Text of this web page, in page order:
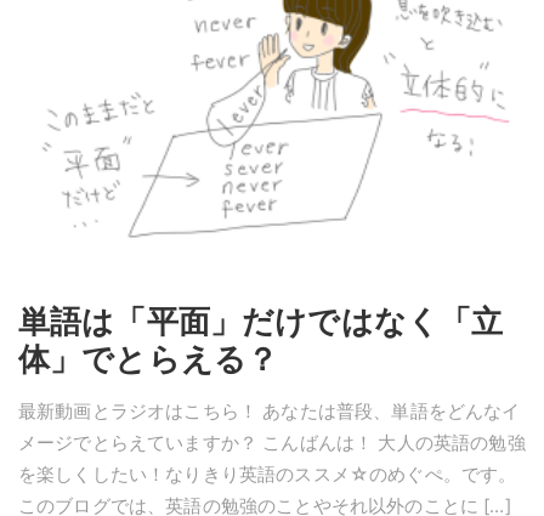
単語は「平面」だけではなく「立
体」でとらえる？
最新動画とラジオはこちら！ あなたは普段、単語をどんなイ
メージでとらえていますか？ こんばんは！ 大人の英語の勉強
を楽しくしたい！なりきり英語のススメ☆のめぐぺ。です。
このブログでは、英語の勉強のことやそれ以外のことに […]